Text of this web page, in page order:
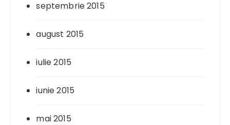
septembrie 2015
august 2015
iulie 2015
iunie 2015
mai 2015